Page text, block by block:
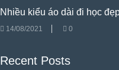
Nhiều kiểu áo dài đi học
14/08/2021 0
Recent Posts